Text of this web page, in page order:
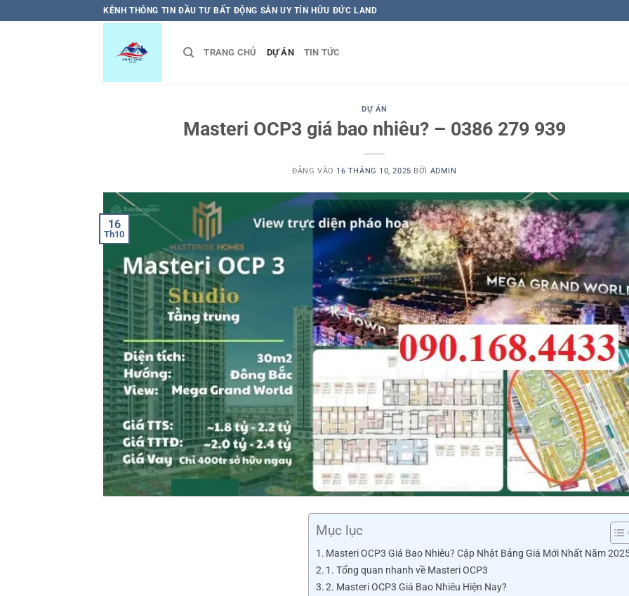
qua
KÊNH THÔNG TIN ĐẦU TƯ BẤT ĐỘNG SẢN UY TÍN HỮU ĐỨC LAND
TRANG CHỦ DỰ ÁN TIN TỨC
DỰ ÁN
Masteri OCP3 giá bao nhiêu? – 0386 279 939
ĐĂNG VÀO 16 THÁNG 10, 2025 BỞI ADMIN
16
Th10
Mục lục
Masteri OCP3 Giá Bao Nhiêu? Cập Nhật Bảng Giá Mới Nhất Năm
1. Tổng quan nhanh về Masteri OCP3
2. Masteri OCP3 Giá Bao Nhiêu Hiện Nay?